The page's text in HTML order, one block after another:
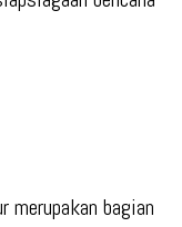
bagian